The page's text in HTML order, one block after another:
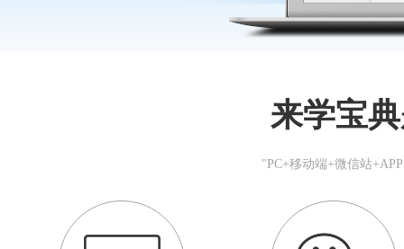
来学宝
"PC+移动端+微信站